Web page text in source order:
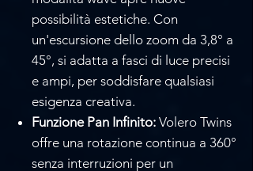
possibilità estetiche. Con
un'escursione dello zoom da 3,8° a
45°, si adatta a fasci di luce precisi
e ampi, per soddisfare qualsiasi
esigenza creativa.
Funzione Pan Infinito: Volero Twins
offre una rotazione continua a 360°
senza interruzioni per un